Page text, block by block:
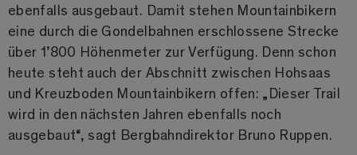
ebenfalls ausgebaut. Damit stehen Mountainbikern
eine durch die Gondelbahnen erschlossene Strecke
über 1’800 Höhenmeter zur Verfügung. Denn schon
heute steht auch der Abschnitt zwischen Hohsaas
und Kreuzboden Mountainbikern offen: „Dieser Trail
wird in den nächsten Jahren ebenfalls noch
ausgebaut“, sagt Bergbahndirektor Bruno Ruppen.